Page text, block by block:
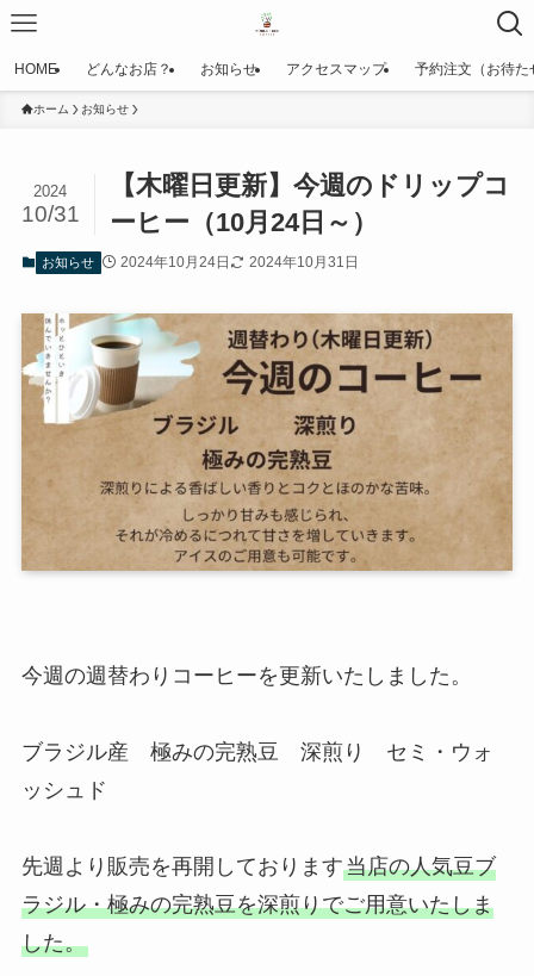
HOME どんなお店？ お知らせ アクセスマップ 予約注文（お待た
ホーム お知らせ
【木曜日更新】今週のドリップコ
ーヒー（10月24日～）
2024
10/31
お知らせ 2024年10月24日 2024年10月31日
今週の週替わりコーヒーを更新いたしました。
ブラジル産 極みの完熟豆 深煎り セミ・ウォ
ッシュド
先週より販売を再開しております当店の人気豆ブ
ラジル・極みの完熟豆を深煎りでご用意いたしま
した。